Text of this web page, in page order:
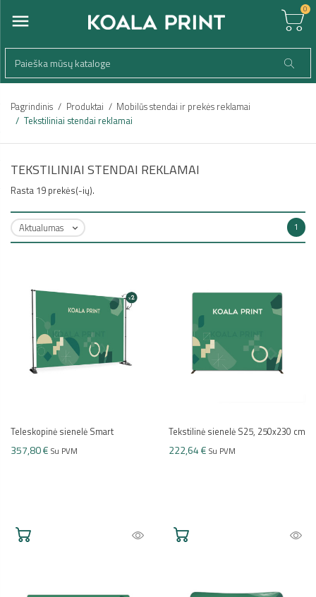
0
Pagrindinis Produktai
Mobilūs stendai ir prekės reklamai
Tekstiliniai stendai reklamai
TEKSTILINIAI STENDAI REKLAMAI
Rasta 19 prekės(-ių).
Aktualumas  1
Teleskopinė sienelė Smart
357,80 € Su PVM
Tekstilinė sienelė S25, 250x230 cm
222,64 € Su PVM